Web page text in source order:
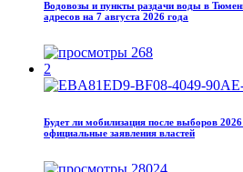
Водовозы и пункты раздачи воды в
адресов на 7 августа 2026 года
268
2
Будет ли мобилизация после выборов
официальные заявления властей
28024